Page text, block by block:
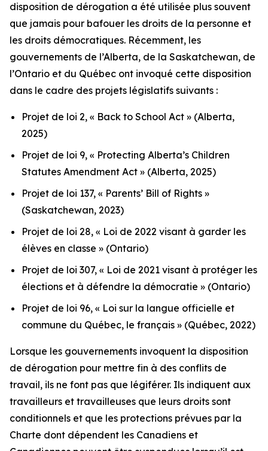
disposition de dérogation a été utilisée plus souvent
que jamais pour bafouer les droits de la personne et
les droits démocratiques. Récemment, les
gouvernements de l’Alberta, de la Saskatchewan, de
l’Ontario et du Québec ont invoqué cette disposition
dans le cadre des projets législatifs suivants :
Projet de loi 2, « Back to School Act » (Alberta,
2025)
Projet de loi 9, « Protecting Alberta’s Children
Statutes Amendment Act » (Alberta, 2025)
Projet de loi 137, « Parents’ Bill of Rights »
(Saskatchewan, 2023)
Projet de loi 28, « Loi de 2022 visant à garder les
élèves en classe » (Ontario)
Projet de loi 307, « Loi de 2021 visant à protéger les
élections et à défendre la démocratie » (Ontario)
Projet de loi 96, « Loi sur la langue officielle et
commune du Québec, le français » (Québec, 2022)
Lorsque les gouvernements invoquent la disposition
de dérogation pour mettre fin à des conflits de
travail, ils ne font pas que légiférer. Ils indiquent aux
travailleurs et travailleuses que leurs droits sont
conditionnels et que les protections prévues par la
Charte dont dépendent les Canadiens et